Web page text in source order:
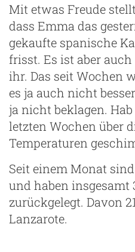
Mit etwas Freude
dass Emma das
gekaufte spanische
frisst. Es ist aber
ihr. Das seit Wochen
es ja auch nicht
ja nicht beklagen.
letzten Wochen über
Temperaturen
Seit einem Monat
und haben insgesamt
zurückgelegt. Davon
Lanzarote.